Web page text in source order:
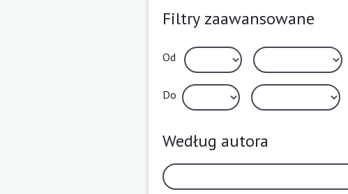
Filtry zaawansowane
Od
Do
Według autora